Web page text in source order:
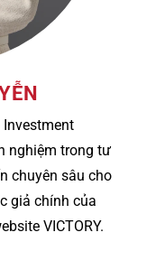
Investment
nghiệm trong tư
chuyên sâu cho
giả chính của
VICTORY.